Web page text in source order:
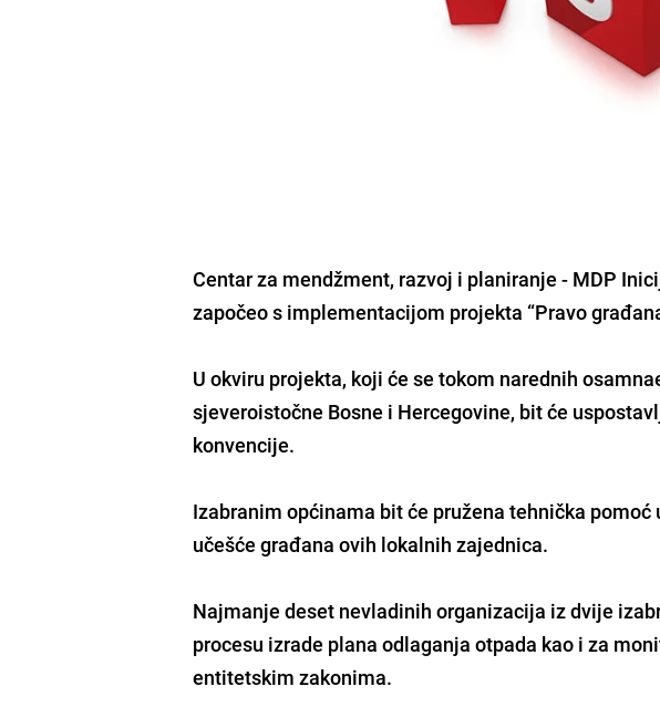
Centar za mendžment, razvoj i planiranje - MDP
započeo s implementacijom projekta “Pravo
U okviru projekta, koji će se tokom narednih
sjeveroistočne Bosne i Hercegovine, bit će
konvencije.
Izabranim općinama bit će pružena tehnička
učešće građana ovih lokalnih zajednica.
Najmanje deset nevladinih organizacija iz dvije
procesu izrade plana odlaganja otpada kao i za
entitetskim zakonima.